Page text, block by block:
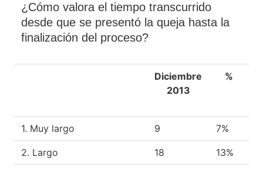
¿Cómo valora el tiempo transcurrido
desde que se presentó la queja hasta la
finalización del proceso?
Diciembre
2013
%
1. Muy largo 9 7%
2. Largo 18 13%